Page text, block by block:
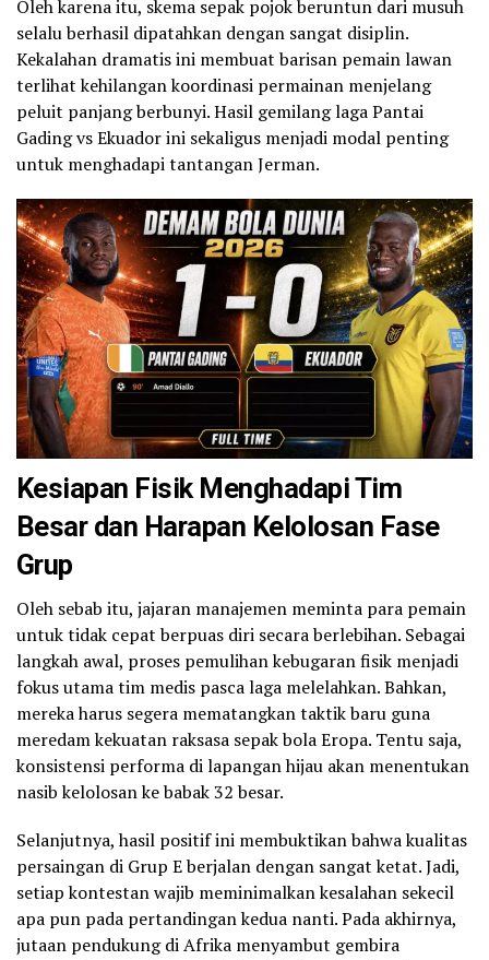
Oleh karena itu, skema sepak pojok beruntun dari musuh
selalu berhasil dipatahkan dengan sangat disiplin.
Kekalahan dramatis ini membuat barisan pemain lawan
terlihat kehilangan koordinasi permainan menjelang
peluit panjang berbunyi. Hasil gemilang laga Pantai
Gading vs Ekuador ini sekaligus menjadi modal penting
untuk menghadapi tantangan Jerman.
Kesiapan Fisik Menghadapi Tim
Besar dan Harapan Kelolosan Fase
Grup
Oleh sebab itu, jajaran manajemen meminta para pemain
untuk tidak cepat berpuas diri secara berlebihan. Sebagai
langkah awal, proses pemulihan kebugaran fisik menjadi
fokus utama tim medis pasca laga melelahkan. Bahkan,
mereka harus segera mematangkan taktik baru guna
meredam kekuatan raksasa sepak bola Eropa. Tentu saja,
konsistensi performa di lapangan hijau akan menentukan
nasib kelolosan ke babak 32 besar.
Selanjutnya, hasil positif ini membuktikan bahwa kualitas
persaingan di Grup E berjalan dengan sangat ketat. Jadi,
setiap kontestan wajib meminimalkan kesalahan sekecil
apa pun pada pertandingan kedua nanti. Pada akhirnya,
jutaan pendukung di Afrika menyambut gembira